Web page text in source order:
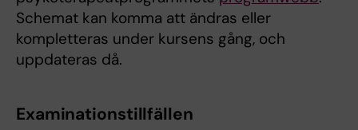
Schemat kan komma att ändras eller
kompletteras under kursens gång, och
uppdateras då.
Examinationstillfällen